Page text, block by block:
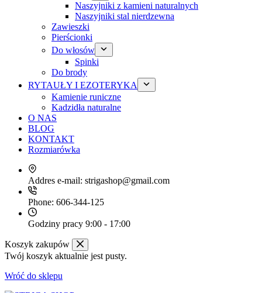
Naszyjniki z kamieni naturalnych
Naszyjniki stal nierdzewna
Zawieszki
Pierścionki
Do włosów
Spinki
Do brody
RYTAUŁY I EZOTERYKA
Kamienie runiczne
Kadzidła naturalne
O NAS
BLOG
KONTAKT
Rozmiarówka
Addres e-mail: strigashop@gmail.com
Phone: 606-344-125
Godziny pracy 9:00 - 17:00
Koszyk zakupów
Twój koszyk aktualnie jest pusty.
Wróć do sklepu